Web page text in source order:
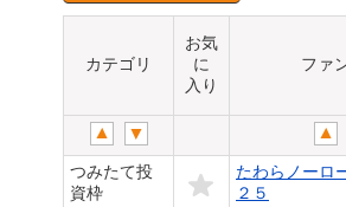
カテゴリ
お気
に
入り
ファ
つみたて投
資枠
たわらノーロ
２５